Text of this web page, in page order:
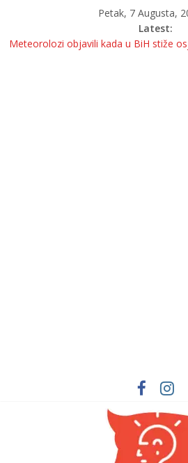
Petak, 7 Augusta,
Latest:
Meteorolozi objavili kada u BiH stiže